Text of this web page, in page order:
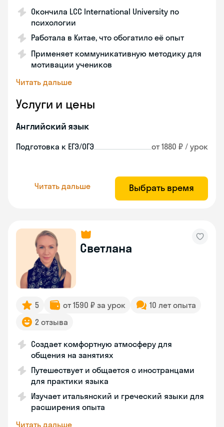
Окончила LCC International University по
психологии
Работала в Китае, что обогатило её опыт
Применяет коммуникативную методику для
мотивации учеников
Читать дальше
Услуги и цены
Английский язык
Подготовка к ЕГЭ/ОГЭ от 1880 ₽ / урок
Читать дальше Выбрать время
Светлана
5 от 1590 ₽ за урок
10 лет опыта
2 отзыва
Создает комфортную атмосферу для
общения на занятиях
Путешествует и общается с иностранцами
для практики языка
Изучает итальянский и греческий языки для
расширения опыта
Читать дальше